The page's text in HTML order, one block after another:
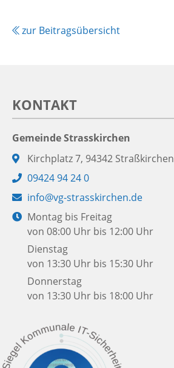
zur Beitragsübersicht
KONTAKT
Gemeinde Strasskirchen
Adresse:
Kirchplatz 7, 94342 Straßkirchen
Telefon:
09424 94 24 0
E-
Mail:
info@vg-strasskirchen.de
Öffnungszeiten:
Montag bis Freitag
von 08:00 Uhr bis 12:00 Uhr
Dienstag
von 13:30 Uhr bis 15:30 Uhr
Donnerstag
von 13:30 Uhr bis 18:00 Uhr